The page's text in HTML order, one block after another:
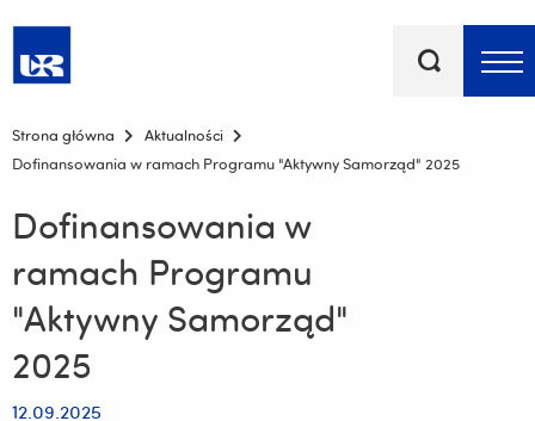
kluczowe
Menu - górna belka
Strona główna
Aktualności
Dofinansowania w ramach Programu "Aktywny Samorząd" 2025
Dofinansowania w
ramach Programu
"Aktywny Samorząd"
2025
12.09.2025